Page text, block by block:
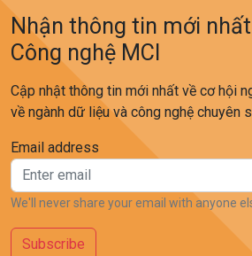
Nhận thông tin mới
Công nghệ MCI
Cập nhật thông tin mới nhất về cơ hội
về ngành dữ liệu và công nghệ chuyên
Email address
We'll never share your email with anyone
Subscribe